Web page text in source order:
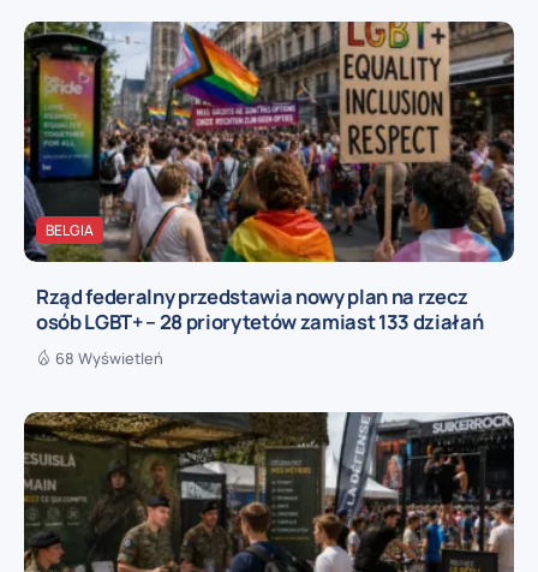
BELGIA
Rząd federalny przedstawia nowy plan na rzecz
osób LGBT+ – 28 priorytetów zamiast 133 działań
68 Wyświetleń